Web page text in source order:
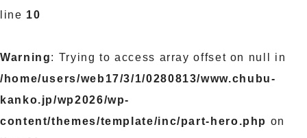
line 10
Warning: Trying to access array offset on null in
/home/users/web17/3/1/0280813/www.chubu-
kanko.jp/wp2026/wp-
content/themes/template/inc/part-hero.php on